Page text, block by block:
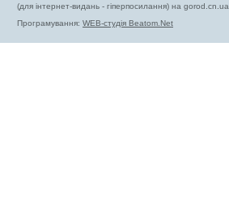
(для інтернет-видань - гіперпосилання) на gorod.cn.ua
Програмування: WEB-студія Beatom.Net